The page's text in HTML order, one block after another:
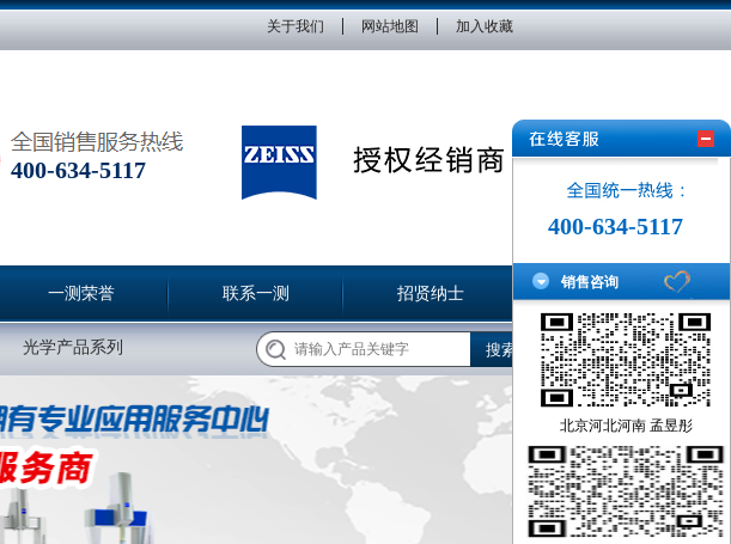
关于我们 | 网站地图 | 加入收藏
400-634-5117
一测荣誉 联系一测 招贤纳士
光学产品系列
400-634-5117
销售咨询
北京河北河南 孟昱彤